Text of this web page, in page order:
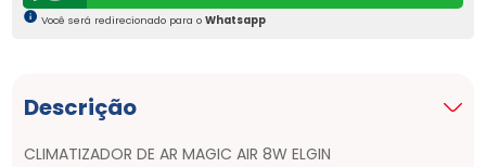
Você será redirecionado para o Whatsapp
Descrição
CLIMATIZADOR DE AR MAGIC AIR 8W ELGIN